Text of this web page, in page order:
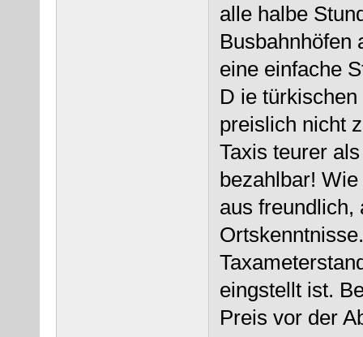
alle halbe
Busbahnhöfen
eine einfache
D ie
preislich nicht
Taxis teurer
bezahlbar!
aus freundlich,
eingstellt ist.
Preis vor der